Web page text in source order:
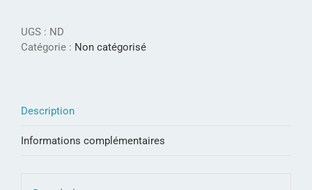
für
UGS : ND
Catégorie : Non catégorisé
Description
Informations complémentaires